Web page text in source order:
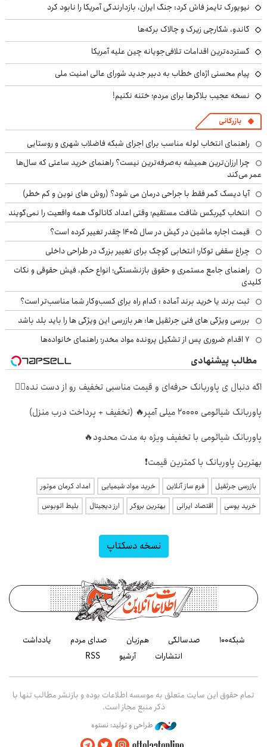
نیویورک تایمز فاش کرد: جنگ ایران، بازدارندگی آمریکا را نابود کرد
گاندو، شکارچی زیرک و چالاک برکه‌ها
گسترده‌ترین اقدامات تلافی‌جویانه چین علیه آمریکا
پیام محسنی اژه‌ای خطاب به دبیر جدید شورای عالی امنیت ملی
نسخه عجیب بلاگرها برای مردم؛ ختنه نکنیم!
بازرگانی
راهنمای انتخاب لوله مناسب برای اجرای شبکه فاضلاب شهری و روستایی
چرا ارزان‌ترین همیشه به‌صرفه‌ترین نیست؟ راهنمای خرید ساعتی که سال‌ها
عمر می‌کند
آیا دیسک کمر فقط با جراحی درمان می شود؟ (روش های نوین و کم خطر)
انتخاب گیربکس شافت مستقیم؛ وقتی اعداد کاتالوگ همه واقعیت را نمی‌گویند
قیمت اجاره ماشین در کیش در سال ۱۴۰۵ چقدر تغییر کرده است؟
چراغ سقفی توکار؛ انتخابی کوچک برای تغییر بزرگ در طراحی داخلی
راهنمای جامع مستمری و حقوق بازنشستگی؛ انواع حکم، فیش حقوقی و نکات
کلیدی
ثبت برند یا خرید برند آماده : کدام راه برای کسب‌وکار شما مناسب‌تر است؟
بررسی ویژگی های فنی جرثقیل ها: هر بازرسی این ویژگی ها را باید بلد باشد
۷ اقدام ضروری پس از تشکیل پرونده مواد مخدر؛ راهنمای خانواده‌ها
مطالب پیشنهادی
اگه دنبال ی پاوربانک حرفه‌ای و قیمت مناسبی تخفیف رو از دست نده👌🏻
پاوربانک شیائومی 2۰۰۰۰ میلی آمپر🔥 (تخفیف + پرداخت درب منزل)
پاوربانک شیائومی با تخفیف ویژه به مدت محدود🔥
بهترین پاوربانک با کمترین قیمت❗
بازرسی جرثقیل فرم ساز آنلاین خرید مواد شیمیایی
امداد کرمان موتور
خرید یوسی
اقتصاد ایرانی بهترین بروکر ارز دیجیتال بلیط اتوبوس
نسخه دسکتاپ
شبکه۱۰۰ صدسالگی هم‌زبان صدای مردم
یادداشت
انتشارات
آرشیو RSS
تمام حقوق این سایت متعلق به موسسه اطلاعات بوده و بازنشر مطالب تنها با
ذکر منبع مجاز است.
طراحی و تولید: نستوه